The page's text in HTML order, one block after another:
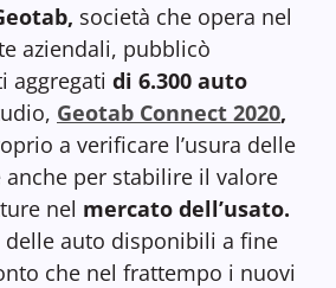
società che opera nel
aziendali, pubblicò
aggregati di 6.300 auto
Geotab Connect 2020,
a verificare l’usura delle
per stabilire il valore
nel mercato dell’usato.
delle auto disponibili a fine
che nel frattempo i nuovi